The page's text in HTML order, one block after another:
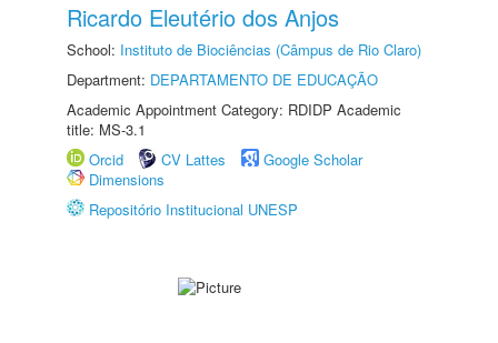
Ricardo Eleutério dos Anjos
School: Instituto de Biociências (Câmpus de Rio Claro)
Department: DEPARTAMENTO DE EDUCAÇÃO
Academic Appointment Category: RDIDP Academic
title: MS-3.1
Orcid
CV Lattes
Google Scholar
Dimensions
Repositório Institucional UNESP